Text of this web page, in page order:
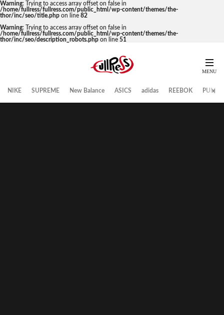
Warning: Trying to access array offset on false in
/home/fullress/fullress.com/public_html/wp-content/themes/the-
thor/inc/seo/title.php on line 82
Warning: Trying to access array offset on false in
/home/fullress/fullress.com/public_html/wp-content/themes/the-
thor/inc/seo/description_robots.php on line 51
NIKE SUPREME New Balance ASICS adidas REEBOK PUMA